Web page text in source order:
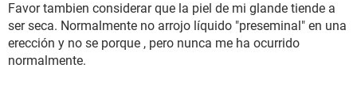
Posterior a eso, comence a utilizar una pomada llamada
Cicaplast Baume de LaRochePosay. Sin embargo como se
puede ver en la foto, es algo "interno" mas que un cambio
Favor tambien considerar que la piel de mi glande tiende a
ser seca. Normalmente no arrojo líquido "preseminal" en una
erección y no se porque , pero nunca me ha ocurrido
normalmente.